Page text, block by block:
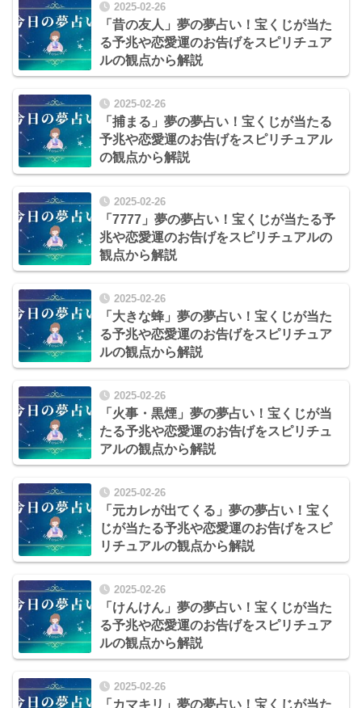
2025-02-26
「昔の友人」夢の夢占い！宝くじが当た
る予兆や恋愛運のお告げをスピリチュア
ルの観点から解説
2025-02-26
「捕まる」夢の夢占い！宝くじが当たる
予兆や恋愛運のお告げをスピリチュアル
の観点から解説
2025-02-26
「7777」夢の夢占い！宝くじが当たる予
兆や恋愛運のお告げをスピリチュアルの
観点から解説
2025-02-26
「大きな蜂」夢の夢占い！宝くじが当た
る予兆や恋愛運のお告げをスピリチュア
ルの観点から解説
2025-02-26
「火事・黒煙」夢の夢占い！宝くじが当
たる予兆や恋愛運のお告げをスピリチュ
アルの観点から解説
2025-02-26
「元カレが出てくる」夢の夢占い！宝く
じが当たる予兆や恋愛運のお告げをスピ
リチュアルの観点から解説
2025-02-26
「けんけん」夢の夢占い！宝くじが当た
る予兆や恋愛運のお告げをスピリチュア
ルの観点から解説
2025-02-26
「カマキリ」夢の夢占い！宝くじが当た